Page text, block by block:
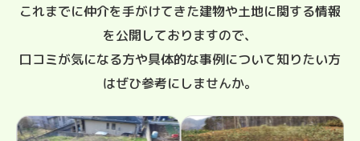
これまでに仲介を手がけてきた建物や土地に関する情報
を公開しておりますので、
口コミが気になる方や具体的な事例について知りたい方
はぜひ参考にしませんか。